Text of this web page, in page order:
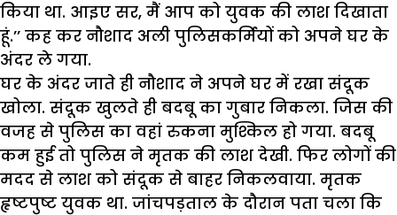
किया था. आइए सर, मैं आप को युवक की लाश दिखाता
हूं.’’ कह कर नौशाद अली पुलिसकर्मियों को अपने घर के
अंदर ले गया.
घर के अंदर जाते ही नौशाद ने अपने घर में रखा संदूक
खोला. संदूक खुलते ही बदबू का गुबार निकला. जिस की
वजह से पुलिस का वहां रुकना मुश्किल हो गया. बदबू
कम हुई तो पुलिस ने मृतक की लाश देखी. फिर लोगों की
मदद से लाश को संदूक से बाहर निकलवाया. मृतक
हृष्टपुष्ट युवक था. जांचपड़ताल के दौरान पता चला कि